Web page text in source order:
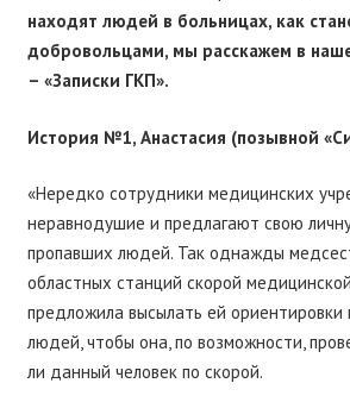
находят людей в больницах, как
добровольцами, мы расскажем в
– «Записки ГКП».
История №1, Анастасия (позывной
«Нередко сотрудники медицинских
неравнодушие и предлагают свою
пропавших людей. Так однажды
областных станций скорой
предложила высылать ей ориентировки
людей, чтобы она, по возможности,
ли данный человек по скорой.